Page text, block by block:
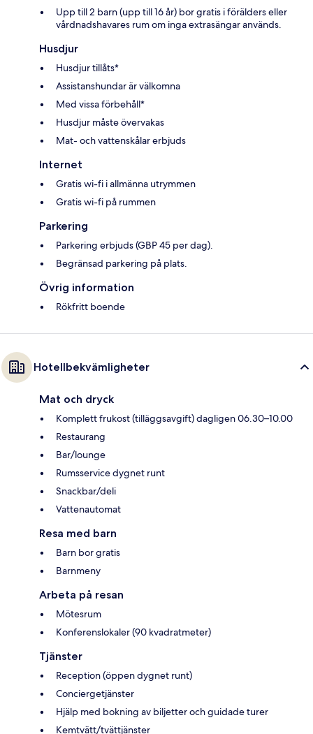
Upp till 2 barn (upp till 16 år) bor gratis i förälders eller
vårdnadshavares rum om inga extrasängar används.
Husdjur
Husdjur tillåts*
Assistanshundar är välkomna
Med vissa förbehåll*
Husdjur måste övervakas
Mat- och vattenskålar erbjuds
Internet
Gratis wi-fi i allmänna utrymmen
Gratis wi-fi på rummen
Parkering
Parkering erbjuds (GBP 45 per dag).
Begränsad parkering på plats.
Övrig information
Rökfritt boende
Hotellbekvämligheter
Mat och dryck
Komplett frukost (tilläggsavgift) dagligen 06.30–10.00
Restaurang
Bar/lounge
Rumsservice dygnet runt
Snackbar/deli
Vattenautomat
Resa med barn
Barn bor gratis
Barnmeny
Arbeta på resan
Mötesrum
Konferenslokaler (90 kvadratmeter)
Tjänster
Reception (öppen dygnet runt)
Conciergetjänster
Hjälp med bokning av biljetter och guidade turer
Kemtvätt/tvättjänster